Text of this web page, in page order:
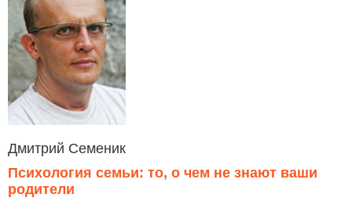
Дмитрий Семеник
Психология семьи: то, о чем не знают ваши
родители